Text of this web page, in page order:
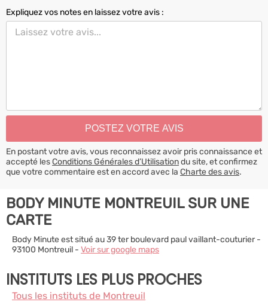
Expliquez vos notes en laissez votre avis :
En postant votre avis, vous reconnaissez avoir pris connaissance et
accepté lesConditions Générales d’Utilisationdu site, et confirmez
que votre commentaire est en accord avec la Charte des avis.
BODY MINUTE MONTREUIL SUR UNE
CARTE
Body Minute est situé au 39 ter boulevard paul vaillant-couturier -
93100 Montreuil - Voir sur google maps
INSTITUTS LES PLUS PROCHES
Tous les instituts de Montreuil